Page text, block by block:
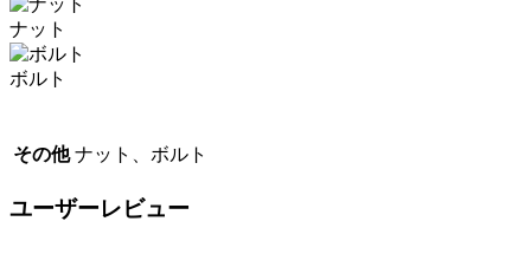
ナット
ボルト
その他 ナット、ボルト
ユーザーレビュー